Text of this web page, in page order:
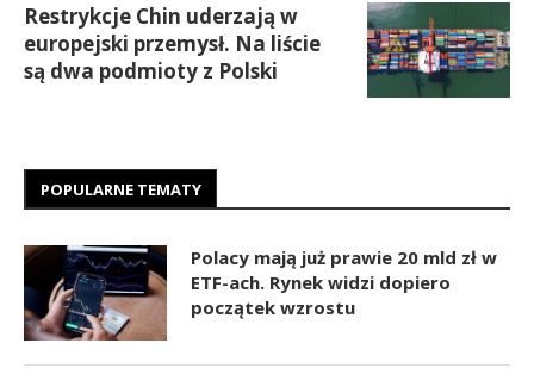
Restrykcje Chin uderzają w
europejski przemysł. Na liście
są dwa podmioty z Polski
POPULARNE TEMATY
Polacy mają już prawie 20 mld zł w
ETF-ach. Rynek widzi dopiero
początek wzrostu